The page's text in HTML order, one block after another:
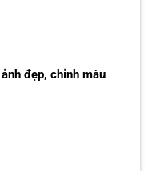
đẹp, chỉnh màu